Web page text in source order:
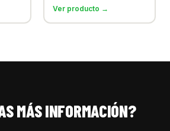
Ver producto →
MÁS INFORMACIÓN?